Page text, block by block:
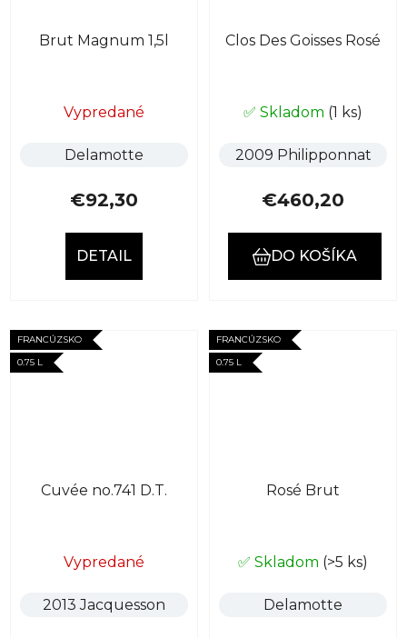
Brut Magnum 1,5l
Vypredané
Delamotte
€92,30
DETAIL
Clos Des Goisses Rosé
✅ Skladom (1 ks)
2009 Philipponnat
€460,20
DO KOŠÍKA
FRANCÚZSKO
0.75 L
Cuvée no.741 D.T.
Vypredané
2013 Jacquesson
FRANCÚZSKO
0.75 L
Rosé Brut
✅ Skladom (>5 ks)
Delamotte